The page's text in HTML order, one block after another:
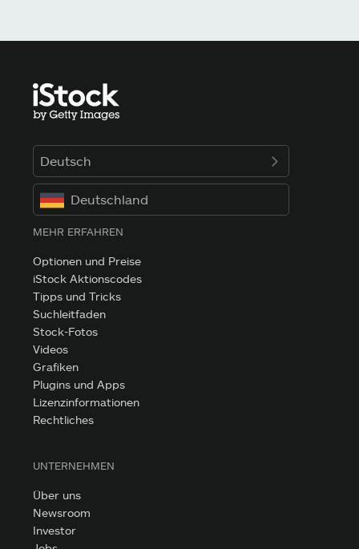
Deutsch
Deutschland
MEHR ERFAHREN
Optionen und Preise
iStock Aktionscodes
Tipps und Tricks
Suchleitfaden
Stock-Fotos
Videos
Grafiken
Plugins und Apps
Lizenzinformationen
Rechtliches
UNTERNEHMEN
Über uns
Newsroom
Investor